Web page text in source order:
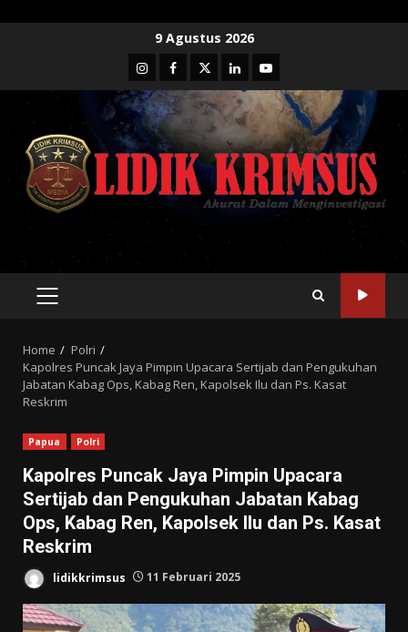
9 Agustus 2026
InstagramFacebook
TwitterLinkedinYoutube
PRIMARY
Home
Polri
Kapolres Puncak Jaya Pimpin Upacara Sertijab dan Pengukuhan
Jabatan Kabag Ops, Kabag Ren, Kapolsek Ilu dan Ps. Kasat
Reskrim
Papua Polri
Kapolres Puncak Jaya Pimpin Upacara
Sertijab dan Pengukuhan Jabatan Kabag
Ops, Kabag Ren, Kapolsek Ilu dan Ps. Kasat
Reskrim
lidikkrimsus 11 Februari 2025